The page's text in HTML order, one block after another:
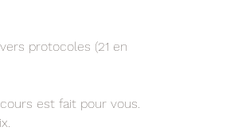
protocoles (21 en
est fait pour vous.